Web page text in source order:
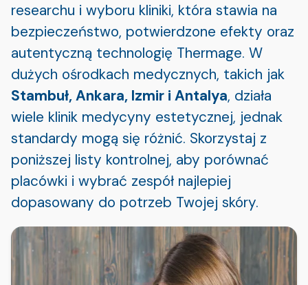
researchu i wyboru kliniki, która stawia na
bezpieczeństwo, potwierdzone efekty oraz
autentyczną technologię Thermage. W
dużych ośrodkach medycznych, takich jak
Stambuł, Ankara, Izmir i Antalya, działa
wiele klinik medycyny estetycznej, jednak
standardy mogą się różnić. Skorzystaj z
poniższej listy kontrolnej, aby porównać
placówki i wybrać zespół najlepiej
dopasowany do potrzeb Twojej skóry.